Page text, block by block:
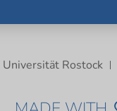
Rostock